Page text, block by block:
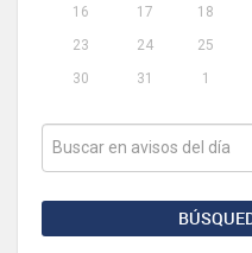
16
17 18
23
24 25
30
31 1